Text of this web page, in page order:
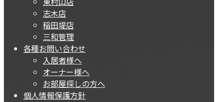
志木店
稲田堤店
三和管理
各種お問い合わせ
入居者様へ
オーナー様へ
お部屋探しの方へ
個人情報保護方針